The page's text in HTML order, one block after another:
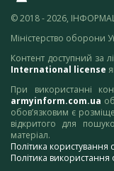
© 2018 - 2026,
Міністерство оборони
Контент доступний за
International license
При використанні
armyinform.com.ua
обов’язковим є
відкритого для
матеріал.
Політика
Політика використання